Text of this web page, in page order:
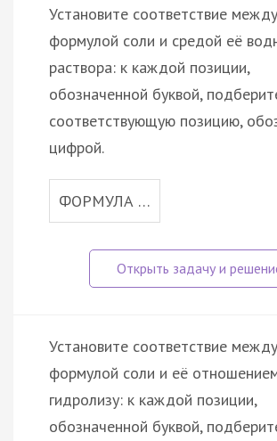
Установите соответствие между
формулой соли и средой её
раствора: к каждой позиции,
обозначенной буквой,
соответствующую позицию,
цифрой.
ФОРМУЛА …
Установите соответствие между
формулой соли и её
гидролизу: к каждой позиции,
обозначенной буквой,